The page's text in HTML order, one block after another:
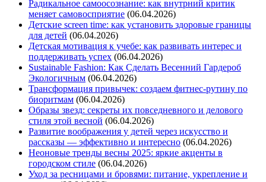
Радикальное самоосознание: как внутрний критик
меняет самовосприятие (06.04.2026)
Детские screen time: как установить здоровые границы
для детей (06.04.2026)
Детская мотивация к учебе: как развивать интерес и
поддерживать успех (06.04.2026)
Sustainable Fashion: Как Сделать Весенний Гардероб
Экологичным (06.04.2026)
Трансформация привычек: создаем фитнес-рутину по
биоритмам (06.04.2026)
Образы звезд: секреты их повседневного и делового
стиля этой весной (06.04.2026)
Развитие воображения у детей через искусство и
рассказы — эффективно и интересно (06.04.2026)
Неоновые тренды весны 2025: яркие акценты в
городском стиле (06.04.2026)
Уход за ресницами и бровями: питание, укрепление и